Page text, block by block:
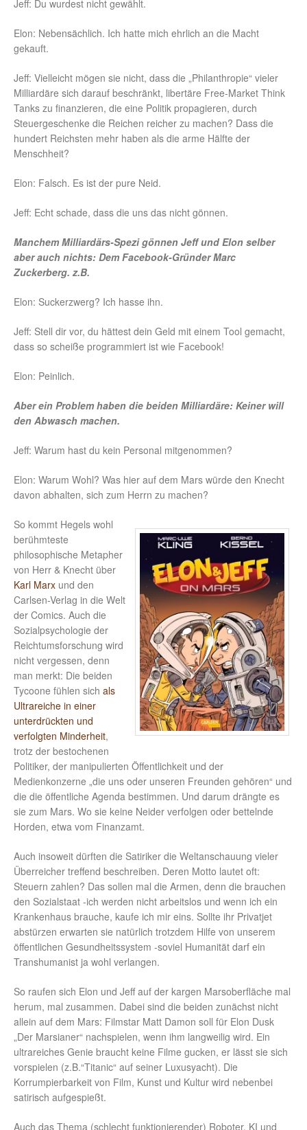
Jeff: Du wurdest nicht gewählt.
Elon: Nebensächlich. Ich hatte mich ehrlich an die Macht
gekauft.
Jeff: Vielleicht mögen sie nicht, dass die „Philanthropie“ vieler
Milliardäre sich darauf beschränkt, libertäre Free-Market Think
Tanks zu finanzieren, die eine Politik propagieren, durch
Steuergeschenke die Reichen reicher zu machen? Dass die
hundert Reichsten mehr haben als die arme Hälfte der
Menschheit?
Elon: Falsch. Es ist der pure Neid.
Jeff: Echt schade, dass die uns das nicht gönnen.
Manchem Milliardärs-Spezi gönnen Jeff und Elon selber
aber auch nichts: Dem Facebook-Gründer Marc
Zuckerberg. z.B.
Elon: Suckerzwerg? Ich hasse ihn.
Jeff: Stell dir vor, du hättest dein Geld mit einem Tool gemacht,
dass so scheiße programmiert ist wie Facebook!
Elon: Peinlich.
Aber ein Problem haben die beiden Milliardäre: Keiner will
den Abwasch machen.
Jeff: Warum hast du kein Personal mitgenommen?
Elon: Warum Wohl? Was hier auf dem Mars würde den Knecht
davon abhalten, sich zum Herrn zu machen?
So kommt Hegels wohl
berühmteste
philosophische Metapher
von Herr & Knecht über
Karl Marx und den
Carlsen-Verlag in die Welt
der Comics. Auch die
Sozialpsychologie der
Reichtumsforschung wird
nicht vergessen, denn
man merkt: Die beiden
Tycoone fühlen sich als
Ultrareiche in einer
unterdrückten und
verfolgten Minderheit,
trotz der bestochenen
Politiker, der manipulierten Öffentlichkeit und der
Medienkonzerne „die uns oder unseren Freunden gehören“ und
die die öffentliche Agenda bestimmen. Und darum drängte es
sie zum Mars. Wo sie keine Neider verfolgen oder bettelnde
Horden, etwa vom Finanzamt.
Auch insoweit dürften die Satiriker die Weltanschauung vieler
Überreicher treffend beschreiben. Deren Motto lautet oft:
Steuern zahlen? Das sollen mal die Armen, denn die brauchen
den Sozialstaat -ich werden nicht arbeitslos und wenn ich ein
Krankenhaus brauche, kaufe ich mir eins. Sollte ihr Privatjet
abstürzen erwarten sie natürlich trotzdem Hilfe von unserem
öffentlichen Gesundheitssystem -soviel Humanität darf ein
Transhumanist ja wohl verlangen.
So raufen sich Elon und Jeff auf der kargen Marsoberfläche mal
herum, mal zusammen. Dabei sind die beiden zunächst nicht
allein auf dem Mars: Filmstar Matt Damon soll für Elon Dusk
„Der Marsianer“ nachspielen, wenn ihm langweilig wird. Ein
ultrareiches Genie braucht keine Filme gucken, er lässt sie sich
vorspielen (z.B.“Titanic“ auf seiner Luxusyacht). Die
Korrumpierbarkeit von Film, Kunst und Kultur wird nebenbei
satirisch aufgespießt.
Auch das Thema (schlecht funktionierender) Roboter, KI und